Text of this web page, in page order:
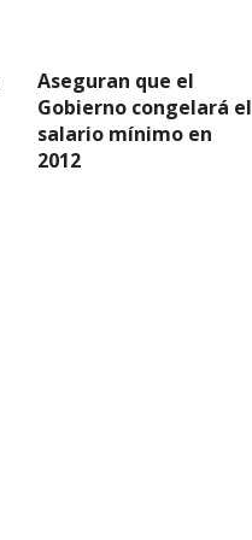
Aseguran que el
Gobierno congelará el
salario mínimo en
2012